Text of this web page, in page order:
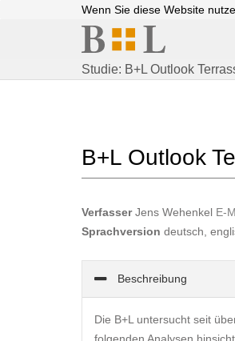
Wenn Sie diese Website
Studie: B+L Outlook
B+L Outlook
VerfasserJens Wehenkel E-
Sprachversion deutsch,
Beschreibung
Die B+L untersucht seit